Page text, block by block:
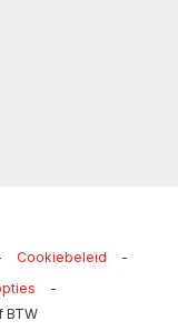
Cookiebeleid
-
-
BTW